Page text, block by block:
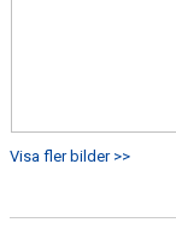
Visa fler bilder >>